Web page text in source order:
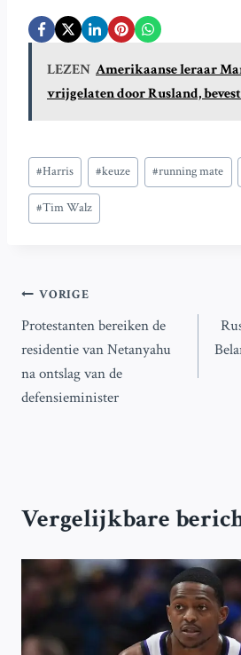
LEZEN Amerikaanse leraar
vrijgelaten door Rusland,
Bericht
tags:
#Harris #keuze #running mate
#Tim Walz
Bericht
navigatie
VORIGE
Protestanten bereiken de
residentie van Netanyahu
na ontslag van de
defensieminister
Vergelijkbare